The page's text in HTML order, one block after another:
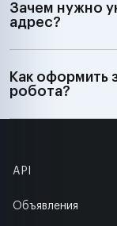
Зачем нужно
адрес?
Как оформить
робота?
API
Объявления